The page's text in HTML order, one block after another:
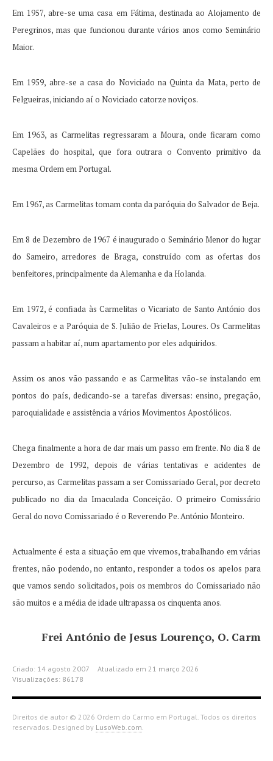
Em 1957, abre-se uma casa em Fátima, destinada ao Alojamento de
Peregrinos, mas que funcionou durante vários anos como Seminário
Maior.
Em 1959, abre-se a casa do Noviciado na Quinta da Mata, perto de
Felgueiras, iniciando aí o Noviciado catorze noviços.
Em 1963, as Carmelitas regressaram a Moura, onde ficaram como
Capelães do hospital, que fora outrara o Convento primitivo da
mesma Ordem em Portugal.
Em 1967, as Carmelitas tomam conta da paróquia do Salvador de Beja.
Em 8 de Dezembro de 1967 é inaugurado o Seminário Menor do lugar
do Sameiro, arredores de Braga, construído com as ofertas dos
benfeitores, principalmente da Alemanha e da Holanda.
Em 1972, é confiada às Carmelitas o Vicariato de Santo António dos
Cavaleiros e a Paróquia de S. Julião de Frielas, Loures. Os Carmelitas
passam a habitar aí, num apartamento por eles adquiridos.
Assim os anos vão passando e as Carmelitas vão-se instalando em
pontos do país, dedicando-se a tarefas diversas: ensino, pregação,
paroquialidade e assistência a vários Movimentos Apostólicos.
Chega finalmente a hora de dar mais um passo em frente.No dia 8 de
Dezembro de 1992, depois de várias tentativas e acidentes de
percurso, as Carmelitas passam a ser Comissariado Geral, por decreto
publicado no dia da Imaculada Conceição. O primeiro Comissário
Geral do novo Comissariado é o Reverendo Pe.António Monteiro.
Actualmente é esta a situação em que vivemos, trabalhando em várias
frentes, não podendo, no entanto, responder a todos os apelos para
que vamos sendo solicitados, pois os membros do Comissariado não
são muitos e a média de idade ultrapassa os cinquenta anos.
Frei António de Jesus Lourenço, O. Carm
Criado: 14 agosto 2007
Atualizado em 21 março 2026
Visualizações: 86178
Direitos de autor © 2026 Ordem do Carmo em Portugal. Todos os direitos
reservados. Designed by LusoWeb.com.